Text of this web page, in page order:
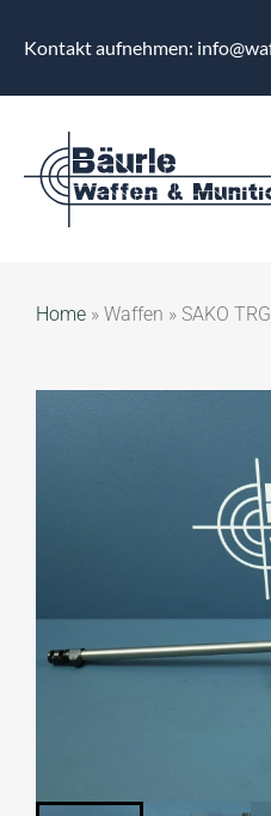
Kontakt aufnehmen:
Home » Waffen » SAKO